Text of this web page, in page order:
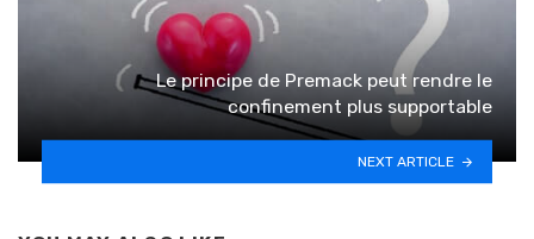
Le principe de Premack peut rendre le
confinement plus supportable
NEXT ARTICLE